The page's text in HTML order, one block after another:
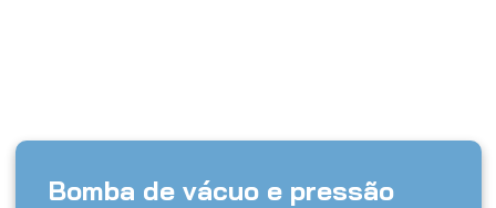
Bomba de vácuo e pressão